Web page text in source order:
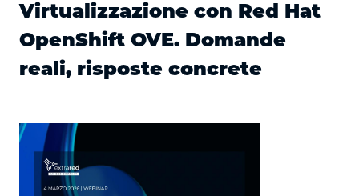
Virtualizzazione con Red Hat
OpenShift OVE. Domande
reali, risposte concrete